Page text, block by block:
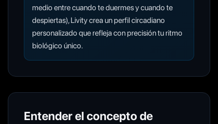
medio entre cuando te duermes y cuando te
despiertas), Livity crea un perfil circadiano
personalizado que refleja con precisión tu ritmo
biológico único.
Entender el concepto de